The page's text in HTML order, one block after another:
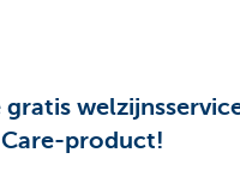
product!